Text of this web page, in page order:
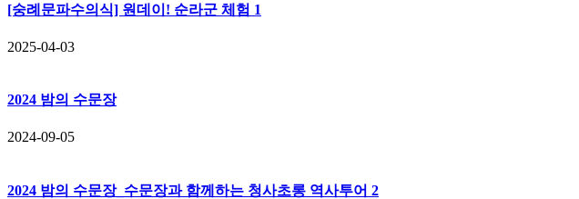
[숭례문파수의식] 원데이! 순라군 체험 1
2025-04-03
2024 밤의 수문장
2024-09-05
2024 밤의 수문장_수문장과 함께하는 청사초롱 역사투어 2